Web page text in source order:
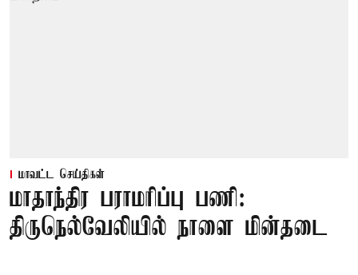
மாவட்ட செய்திகள்
மாதாந்திர பராமரிப்பு பணி:
திருநெல்வேலியில் நாளை மின்தடை